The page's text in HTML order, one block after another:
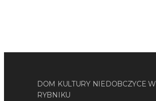
DOM KULTURY NIEDOBCZYCE W
RYBNIKU